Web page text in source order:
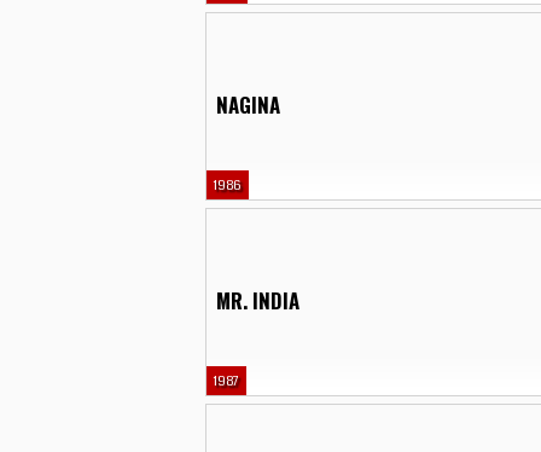
NAGINA
1986
MR. INDIA
1987